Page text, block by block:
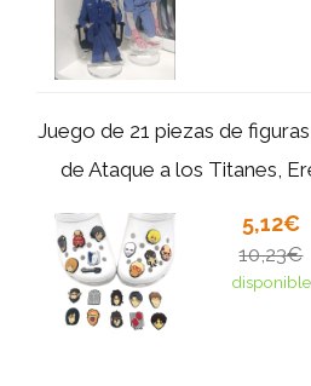
Juego de 21 piezas de
de Ataque a los Titanes,
5,12€
10,23€
disponible